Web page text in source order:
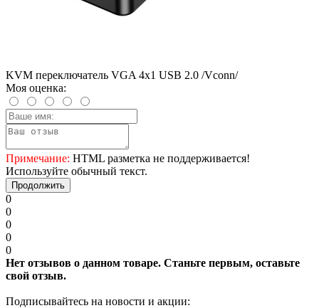
KVM переключатель VGA 4х1 USB 2.0 /Vconn/
Моя оценка:
Примечание: HTML разметка не поддерживается!
Используйте обычный текст.
Продолжить
0
0
0
0
0
Нет отзывов о данном товаре. Станьте первым, оставьте
свой отзыв.
Подписывайтесь на новости и акции: